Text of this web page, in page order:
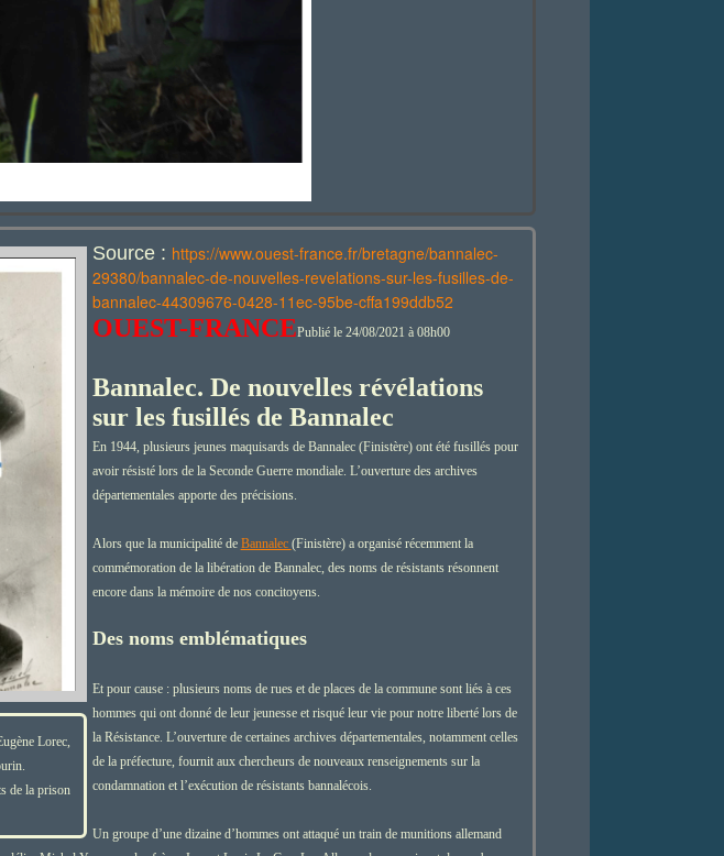
Lorec,
de la prison
Source : https://www.ouest-france.fr/bretagne/bannalec-
29380/bannalec-de-nouvelles-revelations-sur-les-fusilles-de-
bannalec-44309676-0428-11ec-95be-cffa199ddb52
OUEST-FRANCEPublié le 24/08/2021 à 08h00
Bannalec. De nouvelles révélations
sur les fusillés de Bannalec
En 1944, plusieurs jeunes maquisards de Bannalec (Finistère) ont été fusillés pour
avoir résisté lors de la Seconde Guerre mondiale. L’ouverture des archives
départementales apporte des précisions.
Alors que la municipalité de Bannalec (Finistère) a organisé récemment la
commémoration de la libération de Bannalec, des noms de résistants résonnent
encore dans la mémoire de nos concitoyens.
Des noms emblématiques
Et pour cause : plusieurs noms de rues et de places de la commune sont liés à ces
hommes qui ont donné de leur jeunesse et risqué leur vie pour notre liberté lors de
la Résistance. L’ouverture de certaines archives départementales, notamment celles
de la préfecture, fournit aux chercheurs de nouveaux renseignements sur la
condamnation et l’exécution de résistants bannalécois.
Un groupe d’une dizaine d’hommes ont attaqué un train de munitions allemand